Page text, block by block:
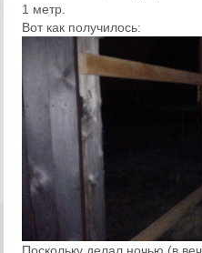
1 метр.
Вот как получилось:
Поскольку делал ночью (в